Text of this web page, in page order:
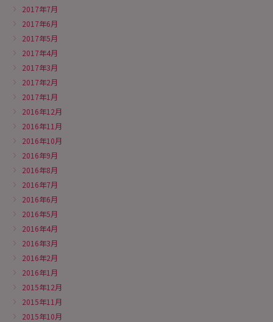
2017年7月
2017年6月
2017年5月
2017年4月
2017年3月
2017年2月
2017年1月
2016年12月
2016年11月
2016年10月
2016年9月
2016年8月
2016年7月
2016年6月
2016年5月
2016年4月
2016年3月
2016年2月
2016年1月
2015年12月
2015年11月
2015年10月